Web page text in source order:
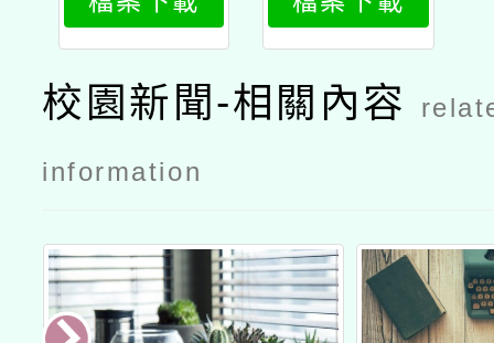
理「114學
年度無教師
證代理教師
全國共學團
計畫」公文
理「114學
年度無教師
證代理教師
全國共學團
校園新聞-相關內容
information